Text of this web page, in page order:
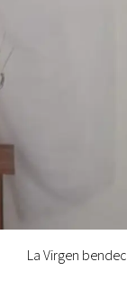
La Virgen